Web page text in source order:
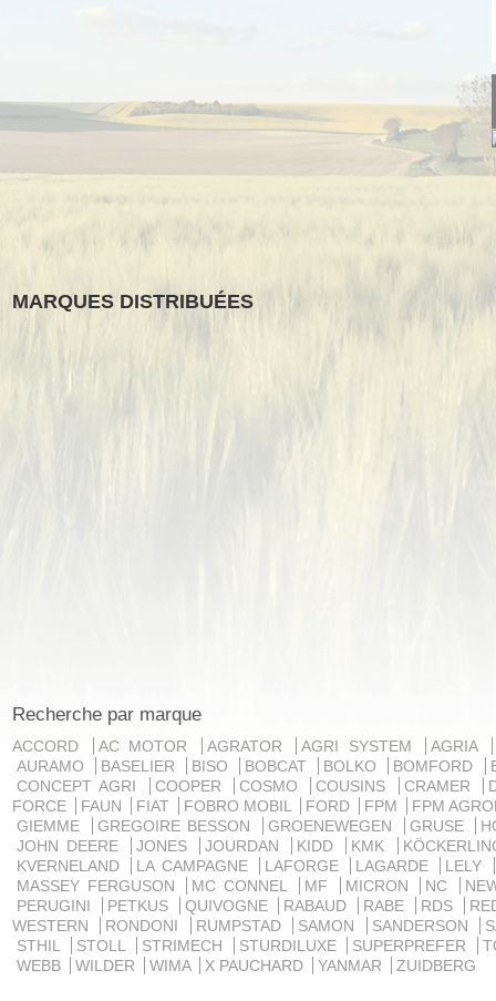
MARQUES DISTRIBUÉES
Recherche par marque
ACCORD AC MOTOR AGRATOR AGRI SYSTEM
AGRIA
AURAMO
BASELIER BISO BOBCAT BOLKO BOMFORD
CONCEPT AGRI
COOPER COSMO COUSINS CRAMER
FORCE
FAUN FIAT FOBRO MOBIL FORD FPM
FPM
GIEMME
GREGOIRE BESSON GROENEWEGEN GRUSE
JOHN DEERE
JONES JOURDAN KIDD KMK
KVERNELAND
LA CAMPAGNE LAFORGE LAGARDE
LELY
MASSEY FERGUSON
MC CONNEL MF MICRON NC
PERUGINI
PETKUS QUIVOGNE RABAUD RABE RDS
WESTERN
RONDONI RUMPSTAD SAMON SANDERSON
STHIL
STOLL STRIMECH STURDILUXE SUPERPREFER
WEBB
WILDER WIMA X PAUCHARD YANMAR ZUIDBERG